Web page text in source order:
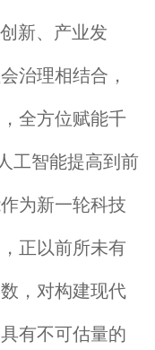
新、产业发
治理相结合，
全方位赋能千
工智能提高到前
为新一轮科技
正以前所未有
，对构建现代
有不可估量的